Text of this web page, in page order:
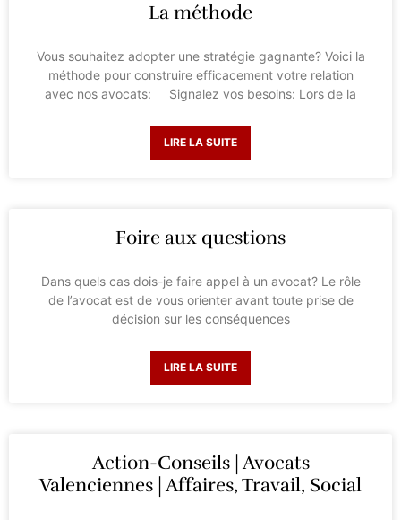
La méthode
Vous souhaitez adopter une stratégie gagnante? Voici la
méthode pour construire efficacement votre relation
avec nos avocats: Signalez vos besoins: Lors de la
LIRE LA SUITE
Foire aux questions
Dans quels cas dois-je faire appel à un avocat? Le rôle
de l’avocat est de vous orienter avant toute prise de
décision sur les conséquences
LIRE LA SUITE
Action-Conseils | Avocats
Valenciennes | Affaires, Travail, Social